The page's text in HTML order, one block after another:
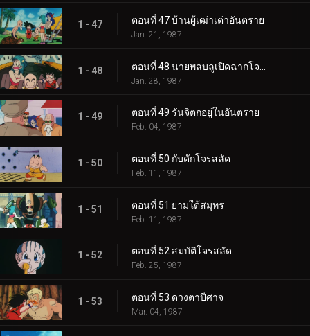
1 - 47 ตอนที่ 47 บ้านผู้เฒ่าเต่าอันตราย
Jan. 21, 1987
1 - 48
Jan. 28, 1987
1 - 49 ตอนที่ 49 รันจิตกอยู่ในอันตราย
Feb. 04, 1987
1 - 50 ตอนที่ 50 กับดักโจรสลัด
Feb. 11, 1987
1 - 51 ตอนที่ 51 ยามใต้สมุทร
Feb. 11, 1987
1 - 52 ตอนที่ 52 สมบัติโจรสลัด
Feb. 25, 1987
1 - 53 ตอนที่ 53 ดวงตาปีศาจ
Mar. 04, 1987